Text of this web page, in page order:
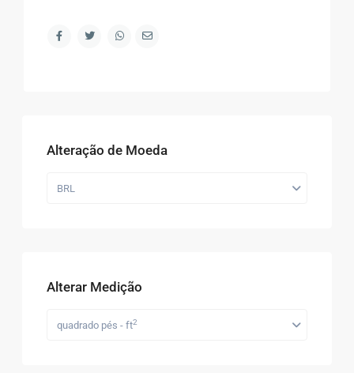
Alteração de Moeda
BRL
Alterar Medição
quadrado pés - ft2